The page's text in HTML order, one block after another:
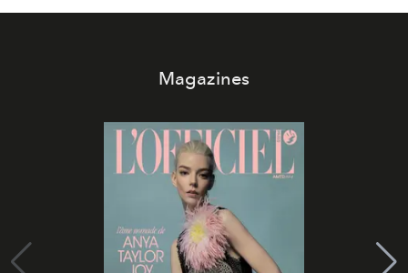
Magazines